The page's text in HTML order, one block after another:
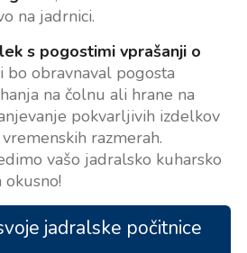
na jadrnici.
s pogostimi vprašanji o
bo obravnaval pogosta
na čolnu ali hrane na
pokvarljivih izdelkov
razmerah.
vašo jadralsko kuharsko
jadralske počitnice